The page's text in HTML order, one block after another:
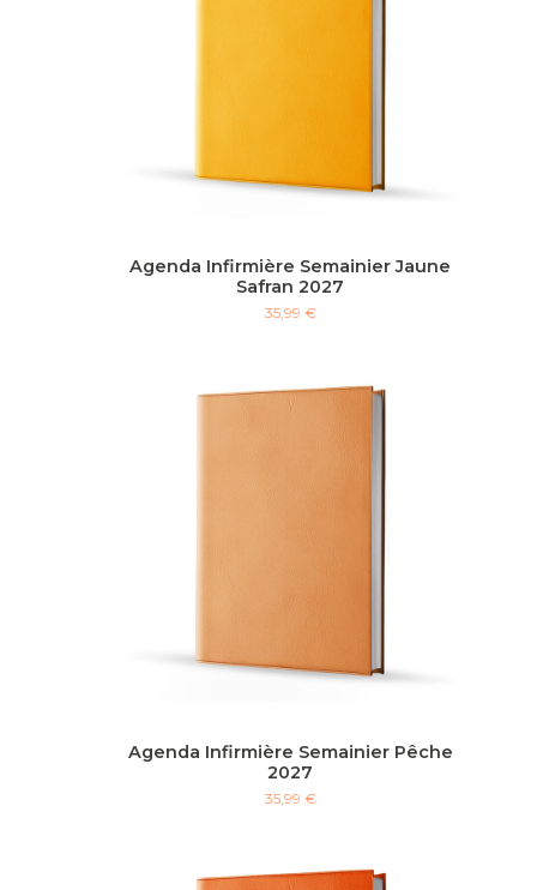
Agenda Infirmière Semainier Jaune
Safran 2027
35,99 €
Agenda Infirmière Semainier Pêche
2027
35,99 €